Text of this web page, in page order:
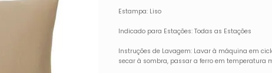
Estampa: Liso
Indicado para Estações: Todas as Estações
Instruções de Lavagem: Lavar à máquina em
secar à sombra, passar a ferro em temperatura